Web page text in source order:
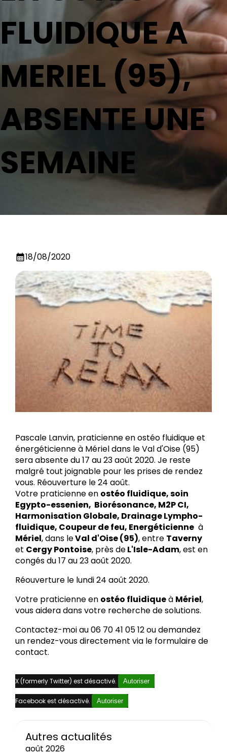
FLUIDIQUE A
MERIEL (95),
ABSENTE UNE
SEMAINE
calendar_month18/08/2020
Pascale Lanvin, praticienne en ostéo fluidique et
énergéticienne à Mériel dans le Val d'Oise (95)
sera absente du 17 au 23 août 2020. Je reste
malgré tout joignable pour les prises de rendez
vous. Réouverture le 24 août.
Votre praticienne en ostéo fluidique, soin
Egypto-essenien, Biorésonance, M2P CI,
Harmonisation Globale, Drainage Lympho-
fluidique, Coupeur de feu, Energéticienneà
Mériel, dans leVal d'Oise (95), entre Taverny
et Cergy Pontoise, près deL'Isle-Adam, est en
congés du 17 au 23 août 2020.
Réouverture le lundi 24 août 2020.
Votre praticienne en ostéo fluidiqueà Mériel,
vous aidera dans votre recherche de solutions.
Contactez-moi au 06 70 41 05 12 ou demandez
un rendez-vous directement via le formulaire de
contact.
X (formerly Twitter) est désactivé. Autoriser
Facebook est désactivé. Autoriser
Autres actualités
août 2026